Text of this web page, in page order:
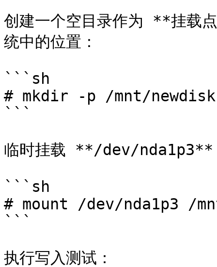
创建一个空目录作为 **挂载
统中的位置：
```sh
# mkdir -p /mnt/newdisk
```
临时挂载 **/dev/
```sh
# mount /dev/nda1p3 /
```
执行写入测试：